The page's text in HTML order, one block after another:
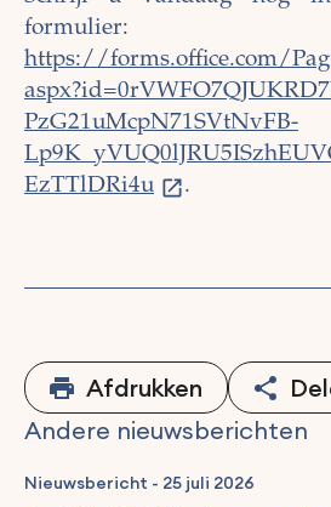
formulier:
https://forms.office.com/
PzG21uMcpN71SVtNvFB-
EzTTlDRi4u
.
Afdrukken
Andere nieuwsberichten
Nieuwsbericht - 25 juli 2026